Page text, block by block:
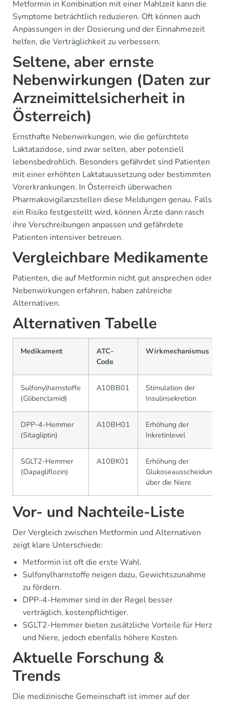
Metformin in Kombination mit einer Mahlzeit kann die
Symptome beträchtlich reduzieren. Oft können auch
Anpassungen in der Dosierung und der Einnahmezeit
helfen, die Verträglichkeit zu verbessern.
Seltene, aber ernste
Nebenwirkungen (Daten zur
Arzneimittelsicherheit in
Österreich)
Ernsthafte Nebenwirkungen, wie die gefürchtete
Laktatazidose, sind zwar selten, aber potenziell
lebensbedrohlich. Besonders gefährdet sind Patienten
mit einer erhöhten Laktataussetzung oder bestimmten
Vorerkrankungen. In Österreich überwachen
Pharmakovigilanzstellen diese Meldungen genau. Falls
ein Risiko festgestellt wird, können Ärzte dann rasch
ihre Verschreibungen anpassen und gefährdete
Patienten intensiver betreuen.
Vergleichbare Medikamente
Patienten, die auf Metformin nicht gut ansprechen oder
Nebenwirkungen erfahren, haben zahlreiche
Alternativen.
Alternativen Tabelle
Medikament
ATC-
Code
Wirkmechanismus
Sulfonylharnstoffe
(Glibenclamid)
A10BB01
Stimulation der
Insulinsekretion
DPP-4-Hemmer
(Sitagliptin)
A10BH01
Erhöhung der
Inkretinlevel
SGLT2-Hemmer
(Dapagliflozin)
A10BK01
Erhöhung der
Glukoseausscheidung
über die Niere
Vor- und Nachteile-Liste
Der Vergleich zwischen Metformin und Alternativen
zeigt klare Unterschiede:
Metformin ist oft die erste Wahl.
Sulfonylharnstoffe neigen dazu, Gewichtszunahme
zu fördern.
DPP-4-Hemmer sind in der Regel besser
verträglich, kostenpflichtiger.
SGLT2-Hemmer bieten zusätzliche Vorteile für Herz
und Niere, jedoch ebenfalls höhere Kosten.
Aktuelle Forschung &
Trends
Die medizinische Gemeinschaft ist immer auf der